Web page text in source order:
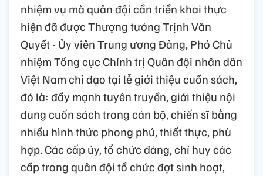
nhiệm vụ mà quân đội cần triển khai thực
hiện đã được Thượng tướng Trịnh Văn
Quyết - Ủy viên Trung ương Đảng, Phó Chủ
nhiệm Tổng cục Chính trị Quân đội nhân dân
Việt Nam chỉ đạo tại lễ giới thiệu cuốn sách,
đó là: đẩy mạnh tuyên truyền, giới thiệu nội
dung cuốn sách trong cán bộ, chiến sĩ bằng
nhiều hình thức phong phú, thiết thực, phù
hợp. Các cấp ủy, tổ chức đảng, chỉ huy các
cấp trong quân đội tổ chức đợt sinh hoạt,